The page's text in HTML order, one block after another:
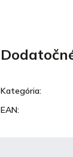
Kategória:
EAN: